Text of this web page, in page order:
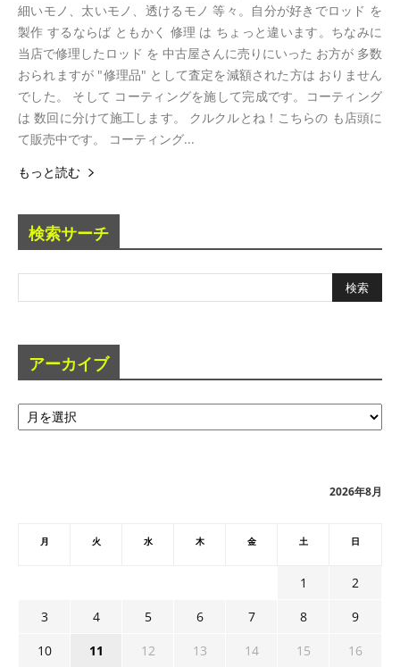
細いモノ、太いモノ、透けるモノ 等々。自分が好きでロッド を
製作 するならば ともかく 修理 は ちょっと違います。ちなみに
当店で修理したロッド を 中古屋さんに売りにいった お方が 多数
おられますが "修理品" として査定を減額された方は おりません
でした。 そして コーティングを施して完成です。コーティング
は 数回に分けて施工します。 クルクルとね！こちらの も店頭に
て販売中です。 コーティング...
もっと読む
検索サーチ
アーカイブ
ア
ー
2026年8月
月 火 水 木 金 土 日
1
2
3
4 5 6 7 8
9
10
11 12 13 14 15 16